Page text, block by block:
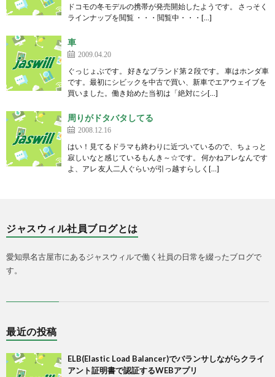
ドコモの冬モデルの携帯が発売開始したようです。 さっそく
ラインナップを閲覧 ・・・閲覧中・・・[…]
車
2009.04.20
ぐっじょぶです。 好きなブランド第２段です。 車はホンダ車
です。最初にシビックを中古で買い、新車でエアウェイブを
買いました。働き始めた当初は「絶対にシ[…]
周りがドタバタしてる
2008.12.16
はい！見てるドラマも終わりに近づいているので、ちょっと
寂しいなと感じているもんき～☆です。 何かねアレなんです
よ、アレ 友人二人ぐらいが引っ越すらしく[…]
ジャスウィル社員ブログとは
愛知県名古屋市にあるジャスウィルで働く社員の日常を綴ったブログで
す。
最近の投稿
ELB(Elastic Load Balancer)でバランサしながらクライ
アント証明書で認証するWEBアプリ